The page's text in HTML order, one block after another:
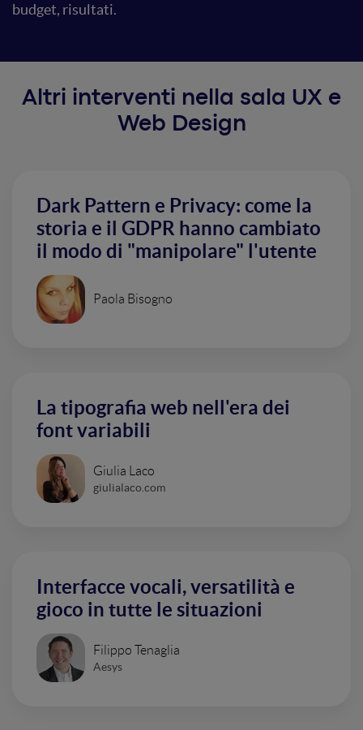
budget, risultati.
Altri interventi nella sala UX e
Web Design
Dark Pattern e Privacy: come la
storia e il GDPR hanno cambiato
il modo di "manipolare" l'utente
Paola Bisogno
La tipografia web nell'era dei
font variabili
Giulia Laco
giulialaco.com
Interfacce vocali, versatilità e
gioco in tutte le situazioni
Filippo Tenaglia
Aesys